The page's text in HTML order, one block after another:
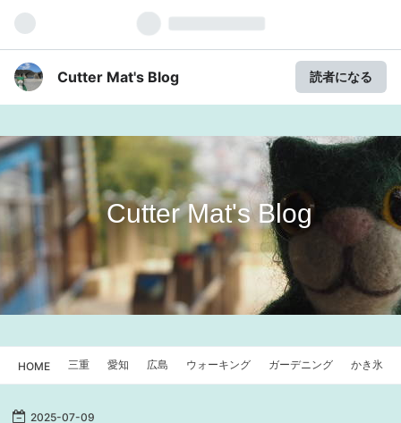
Cutter Mat's Blog 読者になる
Cutter Mat's Blog
HOME 三重 愛知 広島 ウォーキング ガーデニング かき氷
2025-07-09